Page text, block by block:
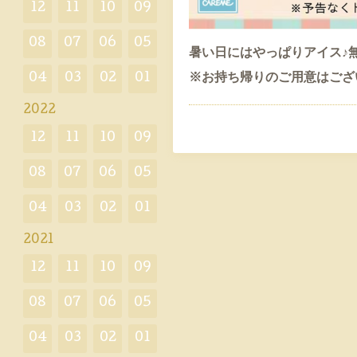
暑い日にはやっぱりアイス♪
※お持ち帰りのご用意はご
12 11 10 09
08 07 06 05
04 03 02 01
2022
12 11 10 09
08 07 06 05
04 03 02 01
2021
12 11 10 09
08 07 06 05
04 03 02 01